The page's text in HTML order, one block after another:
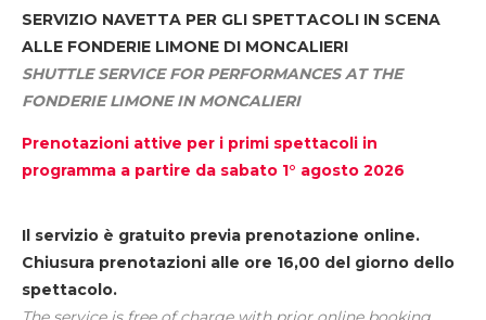
SERVIZIO NAVETTA PER GLI SPETTACOLI IN SCENA
ALLE FONDERIE LIMONE DI MONCALIERI
SHUTTLE SERVICE FOR PERFORMANCES AT THE
FONDERIE LIMONE IN MONCALIERI
Prenotazioni attive per i primi spettacoli in
programma a partire da sabato 1° agosto 2026
Il servizio è gratuito previa prenotazione online.
Chiusura prenotazioni alle ore 16,00 del giorno dello
spettacolo.